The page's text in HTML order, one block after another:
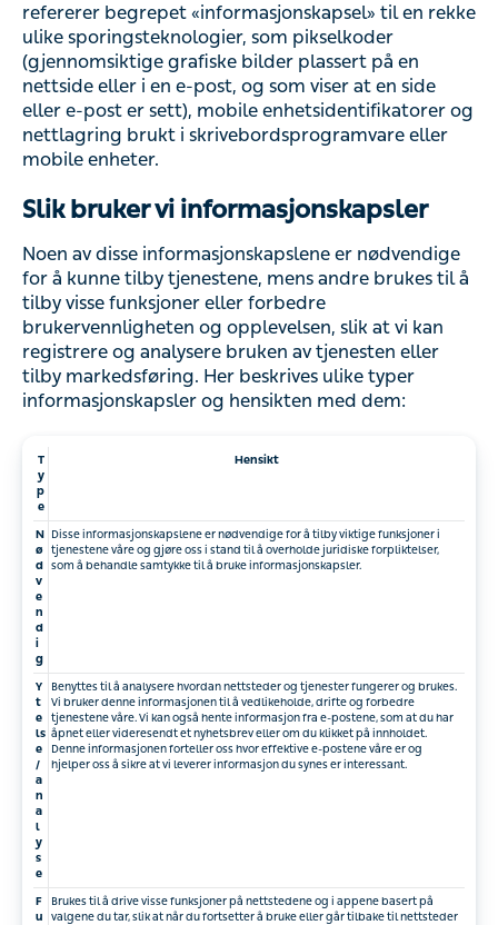
refererer begrepet «informasjonskapsel» til en rekke
ulike sporingsteknologier, som pikselkoder
(gjennomsiktige grafiske bilder plassert på en
nettside eller i en e-post, og som viser at en side
eller e-post er sett), mobile enhetsidentifikatorer og
nettlagring brukt i skrivebordsprogramvare eller
mobile enheter.
Slik bruker vi informasjonskapsler
Noen av disse informasjonskapslene er nødvendige
for å kunne tilby tjenestene, mens andre brukes til å
tilby visse funksjoner eller forbedre
brukervennligheten og opplevelsen, slik at vi kan
registrere og analysere bruken av tjenesten eller
tilby markedsføring. Her beskrives ulike typer
informasjonskapsler og hensikten med dem:
T
y
p
e
Hensikt
N
ø
d
v
e
n
d
i
g
Disse informasjonskapslene er nødvendige for å tilby viktige funksjoner i
tjenestene våre og gjøre oss i stand til å overholde juridiske forpliktelser,
som å behandle samtykke til å bruke informasjonskapsler.
Y
t
e
ls
e
/
a
n
a
l
y
s
e
Benyttes til å analysere hvordan nettsteder og tjenester fungerer og brukes.
Vi bruker denne informasjonen til å vedlikeholde, drifte og forbedre
tjenestene våre. Vi kan også hente informasjon fra e-postene, som at du har
åpnet eller videresendt et nyhetsbrev eller om du klikket på innholdet.
Denne informasjonen forteller oss hvor effektive e-postene våre er og
hjelper oss å sikre at vi leverer informasjon du synes er interessant.
F
u
Brukes til å drive visse funksjoner på nettstedene og i appene basert på
valgene du tar, slik at når du fortsetter å bruke eller går tilbake til nettsteder